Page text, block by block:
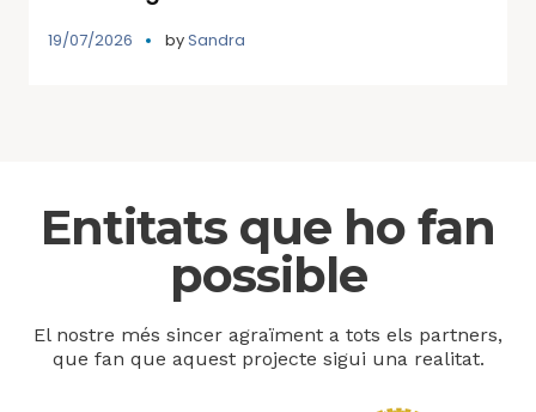
19/07/2026 bySandra
Entitats que ho fan
possible
El nostre més sincer agraïment a tots els partners,
que fan que aquest projecte sigui una realitat.